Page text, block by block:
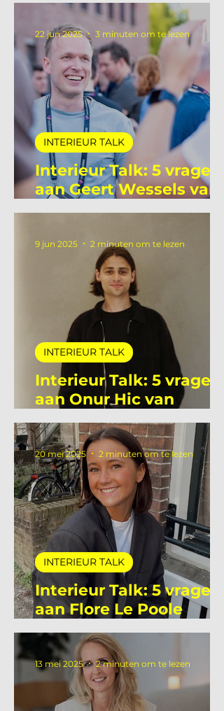
aan Ellie Hettema van
ProdInter
Interieur Talk: 5 vragen
aan Geert Wessels van
Unlit Studio
INTERIEUR TALK
22 jun 2025 3 minuten om te lezen
Interieur Talk: 5 vragen
aan Onur Hic van
Deltalight
INTERIEUR TALK
2 minuten om te lezen
Interieur Talk: 5 vragen
aan Flore Le Poole
stagiaire bij De
Interieur Club
INTERIEUR TALK
20 mei 2025 2 minuten om te lezen
13 mei 2025 2 minuten om te lezen